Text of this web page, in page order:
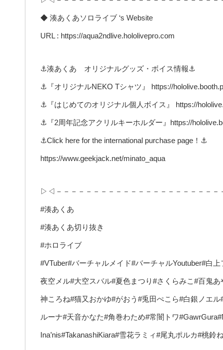
◆ 湊あくあソロライブ ‘s Website
URL : https://aqua2ndlive.hololivepro.com
⚓湊あくあ オリジナルグッズ・ボイス情報⚓
⚓『オリジナルNEKO Tシャツ』 https://
⚓『はじめてのオリジナル個人ボイス』 https://
⚓『2周年記念アクリルキーホルダー』https://
⚓Click here for the international purchase page！⚓
https://www.geekjack.net/minato_aqua
▷◁－－－－－－－－－－－－－－－－－－－－－
#湊あくあ
#湊あくあ切り抜き
#ホロライブ
#VTuber#バーチャルメイド#バーチャルYoutuber#白
夜空メル#大空スバル#夏色まつり#さくらみこ#百鬼
神ころね#猫又おかゆ#がおう#兎田ぺこら#白銀ノエ
ルーナ#天音かなた#角巻わため#常闇トワ
Ina’nis#TakanashiKiara#雪花ラミィ#尾丸ポルカ#桃鈴